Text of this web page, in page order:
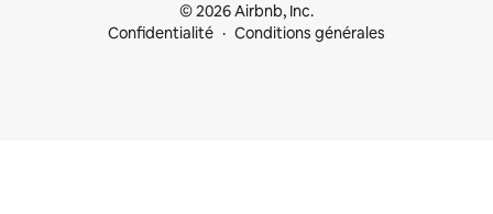
© 2026 Airbnb, Inc.
Confidentialité
Conditions générales